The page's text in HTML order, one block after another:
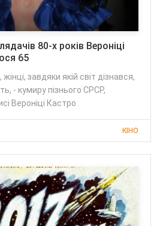
80-х років Вероніці
65
завдяки якій світ дізнався,
- кумиру пізнього СРСР,
Вероніці Кастро
КІНО